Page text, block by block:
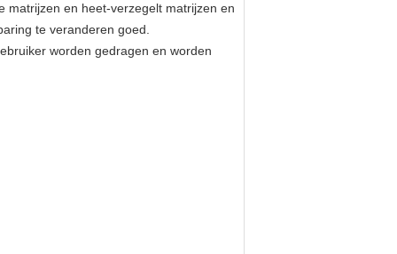
matrijzen en heet-verzegelt matrijzen en
te veranderen goed.
worden gedragen en worden